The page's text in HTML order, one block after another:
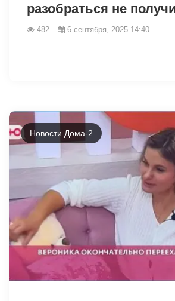
разобраться не
482 6 сентября, 2025 14:40
Новости Дома-2